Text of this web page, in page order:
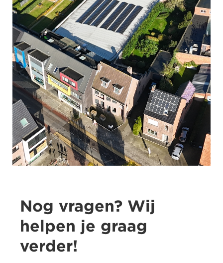
Nog vragen? Wij
helpen je graag
verder!